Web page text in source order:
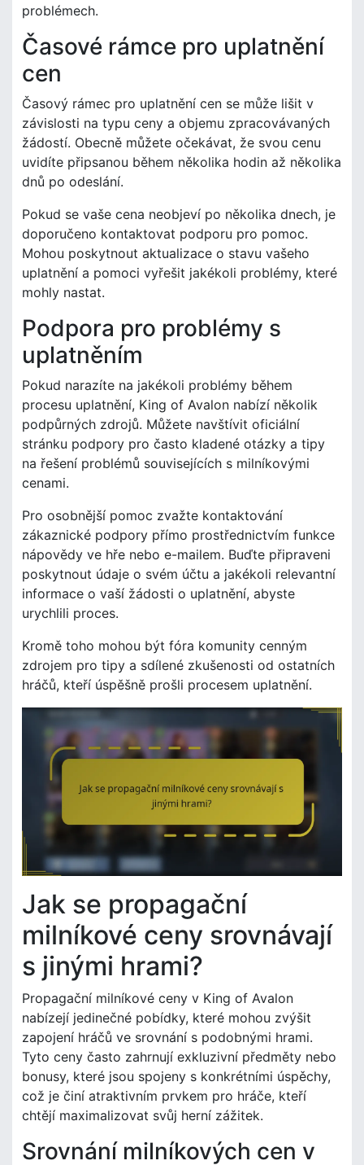
problémech.
Časové rámce pro uplatnění
cen
Časový rámec pro uplatnění cen se může lišit v
závislosti na typu ceny a objemu zpracovávaných
žádostí. Obecně můžete očekávat, že svou cenu
uvidíte připsanou během několika hodin až několika
dnů po odeslání.
Pokud se vaše cena neobjeví po několika dnech, je
doporučeno kontaktovat podporu pro pomoc.
Mohou poskytnout aktualizace o stavu vašeho
uplatnění a pomoci vyřešit jakékoli problémy, které
mohly nastat.
Podpora pro problémy s
uplatněním
Pokud narazíte na jakékoli problémy během
procesu uplatnění, King of Avalon nabízí několik
podpůrných zdrojů. Můžete navštívit oficiální
stránku podpory pro často kladené otázky a tipy
na řešení problémů souvisejících s milníkovými
cenami.
Pro osobnější pomoc zvažte kontaktování
zákaznické podpory přímo prostřednictvím funkce
nápovědy ve hře nebo e-mailem. Buďte připraveni
poskytnout údaje o svém účtu a jakékoli relevantní
informace o vaší žádosti o uplatnění, abyste
urychlili proces.
Kromě toho mohou být fóra komunity cenným
zdrojem pro tipy a sdílené zkušenosti od ostatních
hráčů, kteří úspěšně prošli procesem uplatnění.
Jak se propagační
milníkové ceny srovnávají
s jinými hrami?
Propagační milníkové ceny v King of Avalon
nabízejí jedinečné pobídky, které mohou zvýšit
zapojení hráčů ve srovnání s podobnými hrami.
Tyto ceny často zahrnují exkluzivní předměty nebo
bonusy, které jsou spojeny s konkrétními úspěchy,
což je činí atraktivním prvkem pro hráče, kteří
chtějí maximalizovat svůj herní zážitek.
Srovnání milníkových cen v